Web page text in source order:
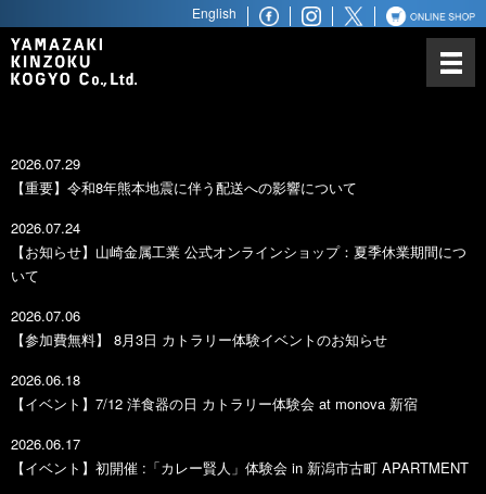
山崎金属工業について
ステンレス鋼材
English
2026.07.29
【重要】令和8年熊本地震に伴う配送への影響について
2026.07.24
【お知らせ】山崎金属工業 公式オンラインショップ：夏季休業期間につ
いて
2026.07.06
【参加費無料】 8月3日 カトラリー体験イベントのお知らせ
2026.06.18
【イベント】7/12 洋食器の日 カトラリー体験会 at monova 新宿
2026.06.17
【イベント】初開催 :「カレー賢人」体験会 in 新潟市古町 APARTMENT